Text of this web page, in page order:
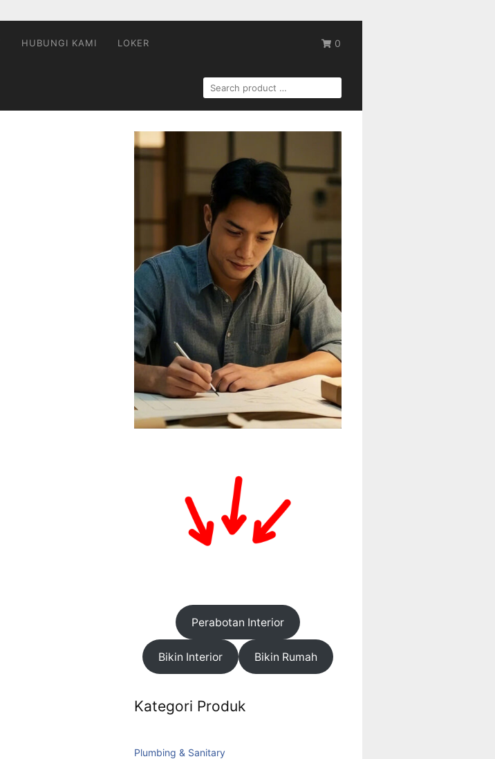
0
HUBUNGI KAMI LOKER
SEARCH
FOR:
Perabotan Interior
Bikin Interior Bikin Rumah
Kategori Produk
Plumbing & Sanitary